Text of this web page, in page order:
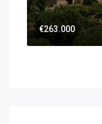
€263.000